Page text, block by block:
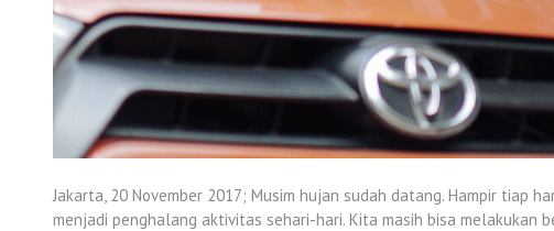
Jakarta, 20 November 2017; Musim hujan sudah datang. Hampir tiap
menjadi penghalang aktivitas sehari-hari. Kita masih bisa